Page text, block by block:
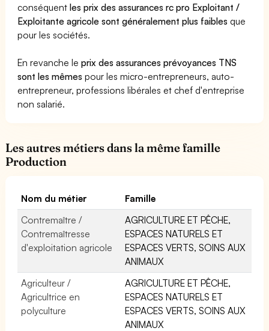
conséquentles prix des assurances rc pro Exploitant /
Exploitante agricole sont généralement plus faibles que
pour les sociétés.
En revanche leprix des assurances prévoyances TNS
sont les mêmes pour les micro-entrepreneurs, auto-
entrepreneur, professions libérales et chef d'entreprise
non salarié.
Les autres métiers dans la même famille
Production
Nom du métier
Famille
Contremaître /
Contremaîtresse
d'exploitation agricole
AGRICULTURE ET PÊCHE,
ESPACES NATURELS ET
ESPACES VERTS, SOINS AUX
ANIMAUX
Agriculteur /
Agricultrice en
polyculture
AGRICULTURE ET PÊCHE,
ESPACES NATURELS ET
ESPACES VERTS, SOINS AUX
ANIMAUX